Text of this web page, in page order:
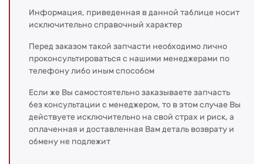
Информация, приведенная в данной таблице носит
исключительно справочный характер
Перед заказом такой запчасти необходимо лично
проконсультироваться с нашими менеджерами по
телефону либо иным способом
Если же Вы самостоятельно заказываете запчасть
без консультации с менеджером, то в этом случае Вы
действуете исключительно на свой страх и риск, а
оплаченная и доставленная Вам деталь возврату и
обмену не подлежит